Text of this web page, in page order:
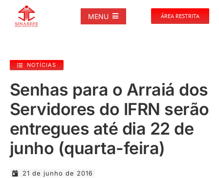
MENU
NOTÍCIAS
PUBLICAÇÕES
DOCUMENTOS
GALERIAS
ÁREA RESTRITA
NOTÍCIAS
Senhas para o Arraiá dos
Servidores do IFRN serão
entregues até dia 22 de
junho (quarta-feira)
21 de junho de 2016